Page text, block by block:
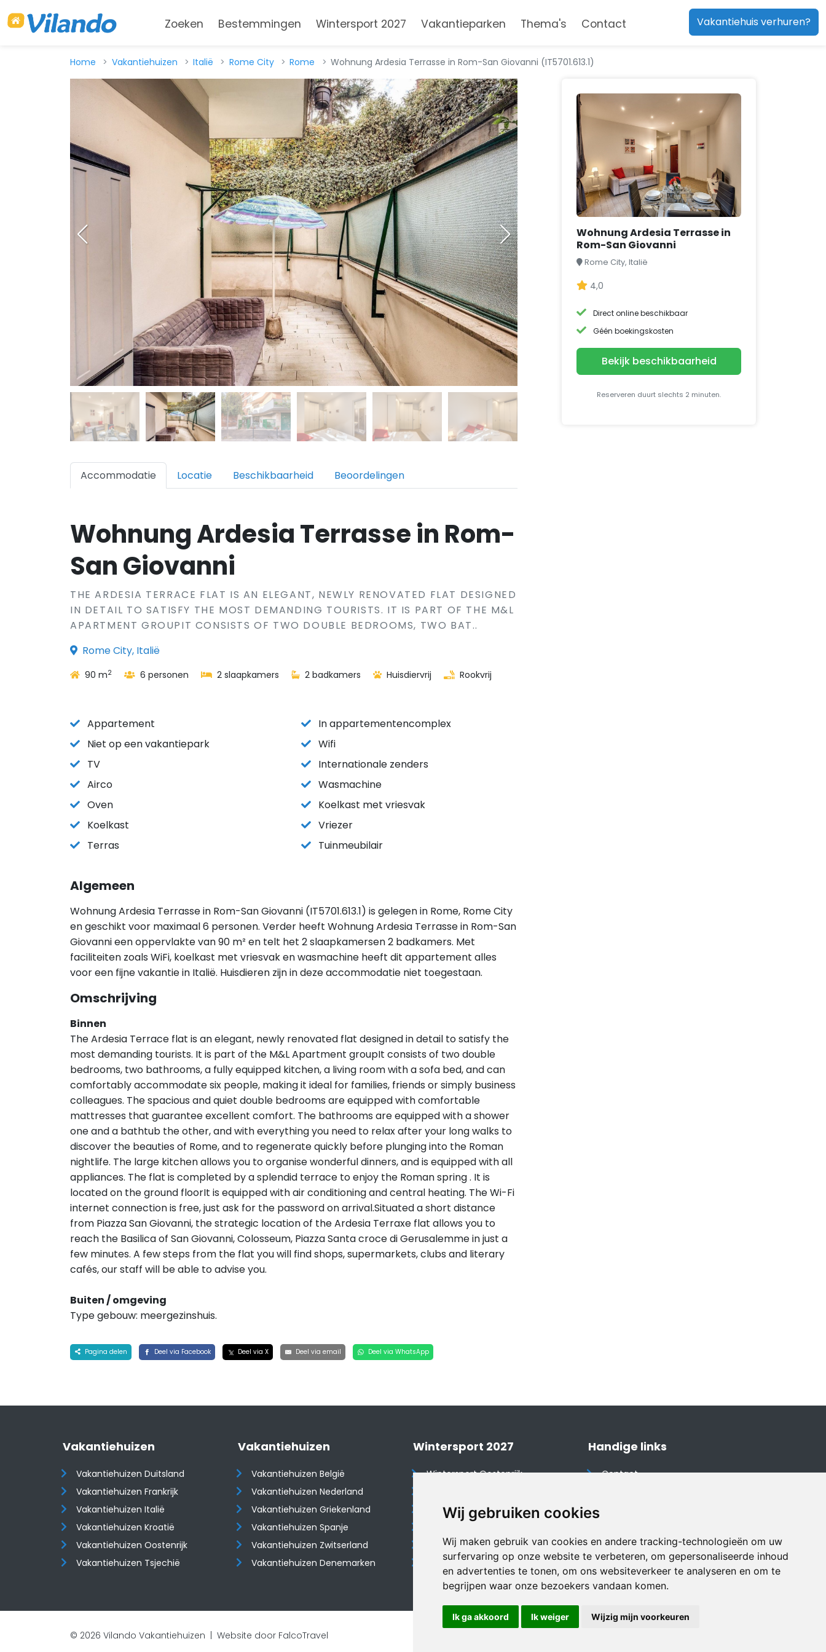
Wij gebruiken cookies
Wij maken gebruik van cookies en andere tracking-technologieën om uw
surfervaring op onze website te verbeteren, om gepersonaliseerde inhoud
en advertenties te tonen, om ons websiteverkeer te analyseren en om te
begrijpen waar onze bezoekers vandaan komen.
Ik ga akkoord Ik weiger Wijzig mijn voorkeuren
Zoeken Bestemmingen Wintersport 2027 Vakantieparken Thema's Contact Vakantiehuis verhuren?
Home Vakantiehuizen Italië Rome City Rome Wohnung Ardesia Terrasse in Rom-San Giovanni (IT5701.613.1)
Accommodatie Locatie Beschikbaarheid Beoordelingen
Wohnung Ardesia Terrasse in Rom-
San Giovanni
THE ARDESIA TERRACE FLAT IS AN ELEGANT, NEWLY RENOVATED FLAT DESIGNED
IN DETAIL TO SATISFY THE MOST DEMANDING TOURISTS. IT IS PART OF THE M&L
APARTMENT GROUPIT CONSISTS OF TWO DOUBLE BEDROOMS, TWO BAT..
Rome City, Italië
90 m2 6 personen 2 slaapkamers 2 badkamers Huisdiervrij Rookvrij
Appartement
In appartementencomplex
Niet op een vakantiepark
Wifi
TV
Internationale zenders
Airco
Wasmachine
Oven
Koelkast met vriesvak
Koelkast
Vriezer
Terras
Tuinmeubilair
Algemeen
Wohnung Ardesia Terrasse in Rom-San Giovanni (IT5701.613.1) is gelegen in Rome, Rome City
en geschikt voor maximaal 6 personen. Verder heeft Wohnung Ardesia Terrasse in Rom-San
Giovanni een oppervlakte van 90 m² en telt het 2 slaapkamersen 2 badkamers. Met
faciliteiten zoals WiFi, koelkast met vriesvak en wasmachine heeft dit appartement alles
voor een fijne vakantie in Italië. Huisdieren zijn in deze accommodatie niet toegestaan.
Omschrijving
Binnen
The Ardesia Terrace flat is an elegant, newly renovated flat designed in detail to satisfy the
most demanding tourists. It is part of the M&L Apartment groupIt consists of two double
bedrooms, two bathrooms, a fully equipped kitchen, a living room with a sofa bed, and can
comfortably accommodate six people, making it ideal for families, friends or simply business
colleagues. The spacious and quiet double bedrooms are equipped with comfortable
mattresses that guarantee excellent comfort. The bathrooms are equipped with a shower
one and a bathtub the other, and with everything you need to relax after your long walks to
discover the beauties of Rome, and to regenerate quickly before plunging into the Roman
nightlife. The large kitchen allows you to organise wonderful dinners, and is equipped with all
appliances. The flat is completed by a splendid terrace to enjoy the Roman spring . It is
located on the ground floorIt is equipped with air conditioning and central heating. The Wi-Fi
internet connection is free, just ask for the password on arrival.Situated a short distance
from Piazza San Giovanni, the strategic location of the Ardesia Terraxe flat allows you to
reach the Basilica of San Giovanni, Colosseum, Piazza Santa croce di Gerusalemme in just a
few minutes. A few steps from the flat you will find shops, supermarkets, clubs and literary
cafés, our staff will be able to advise you.
Buiten / omgeving
Type gebouw: meergezinshuis.
Pagina delen Deel via Facebook Deel via X Deel via email Deel via WhatsApp
Wohnung Ardesia Terrasse in
Rom-San Giovanni
Rome City, Italië
4,0
Direct online beschikbaar
Géén boekingskosten
Bekijk beschikbaarheid
Reserveren duurt slechts 2 minuten.
Vakantiehuizen
Vakantiehuizen Duitsland
Vakantiehuizen Frankrijk
Vakantiehuizen Italië
Vakantiehuizen Kroatië
​​​​​​​Vakantiehuizen Oostenrijk
Vakantiehuizen Tsjechië
Vakantiehuizen
Vakantiehuizen België
Vakantiehuizen Nederland
Vakantiehuizen Griekenland
Vakantiehuizen Spanje
​​​​​​​Vakantiehuizen Zwitserland
Vakantiehuizen Denemarken
Wintersport 2027
Wintersport Oostenrijk
Wintersport Tsjechië
Wintersport Duitsland
Wintersport Italië
Handige links
Contact
Disclaimer
Vakantiehuis website
© 2026 Vilando Vakantiehuizen | Website door FalcoTravel